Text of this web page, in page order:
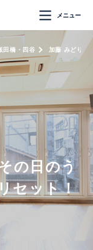
メニュー
田橋・四谷 加藤 みどり
の日のう
セット！